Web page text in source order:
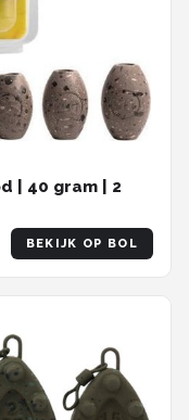
| 40 gram | 2
BEKIJK OP BOL